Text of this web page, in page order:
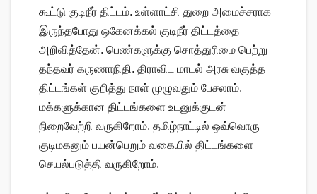
கூட்டு குடிநீர் திட்டம். உள்ளாட்சி துறை அமைச்சராக
இருந்தபோது ஒகேனக்கல் குடிநீர் திட்டத்தை
அறிவித்தேன். பெண்களுக்கு சொத்துரிமை பெற்று
தந்தவர் கருணாநிதி. திராவிட மாடல் அரசு வகுத்த
திட்டங்கள் குறித்து நாள் முழுவதும் பேசலாம்.
மக்களுக்கான திட்டங்களை உடனுக்குடன்
நிறைவேற்றி வருகிறோம். தமிழ்நாட்டில் ஒவ்வொரு
குடிமகனும் பயன்பெறும் வகையில் திட்டங்களை
செயல்படுத்தி வருகிறோம்.